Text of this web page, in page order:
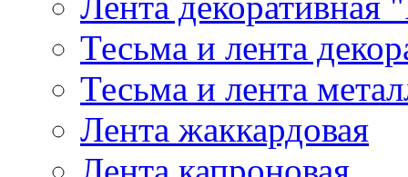
Тесьма и лента
Тесьма и лента
Лента жаккардовая